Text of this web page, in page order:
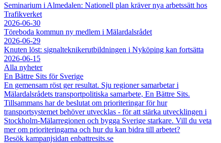
Seminarium i Almedalen: Nationell plan kräver nya arbetssätt hos
Trafikverket
2026-06-30
Töreboda kommun ny medlem i Mälardalsrådet
2026-06-29
Knuten löst: signalteknikerutbildningen i Nyköping kan fortsätta
2026-06-15
Alla nyheter
En Bättre Sits för Sverige
En gemensam röst ger resultat. Sju regioner samarbetar i
Mälardalsrådets transportpolitiska samarbete, En Bättre Sits.
Tillsammans har de beslutat om prioriteringar för hur
transportsystemet behöver utvecklas - för att stärka utvecklingen i
Stockholm-Mälarregionen och bygga Sverige starkare. Vill du veta
mer om prioriteringarna och hur du kan bidra till arbetet?
Besök kampanjsidan enbattresits.se